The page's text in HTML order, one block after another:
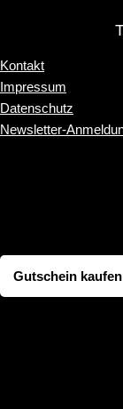
Kontakt
Impressum
Datenschutz
Newsletter-
Gutschein kaufen